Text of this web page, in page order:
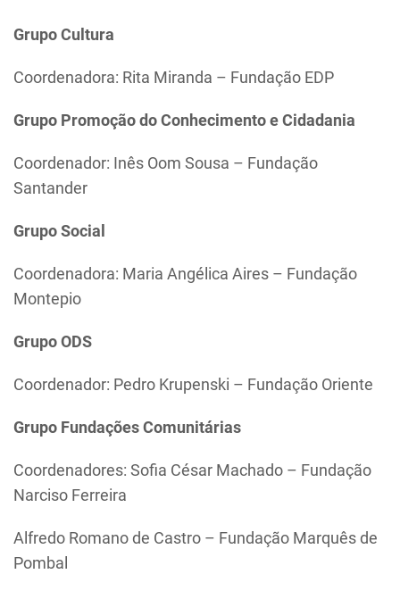
Grupo Cultura
Coordenadora: Rita Miranda – Fundação EDP
Grupo Promoção do Conhecimento e Cidadania
Coordenador: Inês Oom Sousa – Fundação
Santander
Grupo Social
Coordenadora: Maria Angélica Aires – Fundação
Montepio
Grupo ODS
Coordenador: Pedro Krupenski – Fundação Oriente
Grupo Fundações Comunitárias
Coordenadores: Sofia César Machado – Fundação
Narciso Ferreira
Alfredo Romano de Castro – Fundação Marquês de
Pombal